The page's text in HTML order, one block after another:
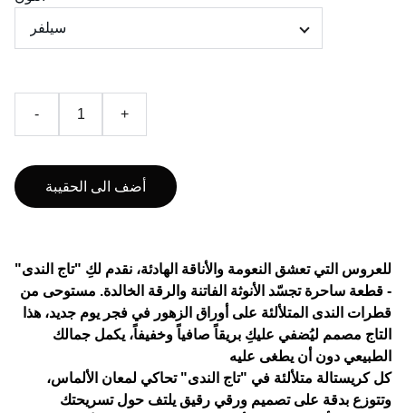
- +
أضف الى الحقيبة
للعروس التي تعشق النعومة والأناقة الهادئة، نقدم لكِ "تاج الندى"
- قطعة ساحرة تجسّد الأنوثة الفاتنة والرقة الخالدة. مستوحى من
قطرات الندى المتلألئة على أوراق الزهور في فجر يوم جديد، هذا
التاج مصمم ليُضفي عليكِ بريقاً صافياً وخفيفاً، يكمل جمالك
الطبيعي دون أن يطغى عليه
​كل كريستالة متلألئة في "تاج الندى" تحاكي لمعان الألماس،
وتتوزع بدقة على تصميم ورقي رقيق يلتف حول تسريحتك